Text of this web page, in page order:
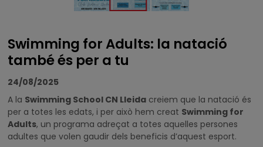
Swimming for Adults: la natació
també és per a tu
24/08/2025
A la Swimming School CN Lleida creiem que la natació és
per a totes les edats, i per això hem creat Swimming for
Adults, un programa adreçat a totes aquelles persones
adultes que volen gaudir dels beneficis d’aquest esport.